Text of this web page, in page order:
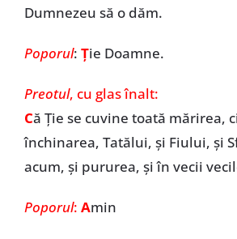
Dumnezeu să o dăm.
Poporul: Ție Doamne.
Preotul, cu glas înalt:
Că Ție se cuvine toată mărirea,
închinarea, Tatălui, și Fiului, și
acum, și pururea, și în vecii
Poporul: Amin